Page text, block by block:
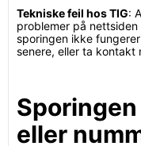
Tekniske feil hos TIG:
problemer på
sporingen ikke
senere, eller ta kontakt
eller